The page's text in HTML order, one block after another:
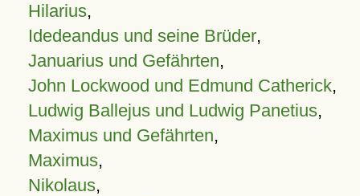
Hilarius,
Idedeandus und seine Brüder,
Januarius und Gefährten,
John Lockwood und Edmund Catherick,
Ludwig Ballejus und Ludwig Panetius,
Maximus und Gefährten,
Maximus,
Nikolaus,